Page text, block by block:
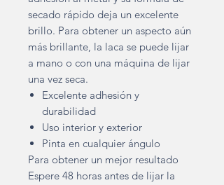
secado rápido deja un excelente
brillo. Para obtener un aspecto aún
más brillante, la laca se puede lijar
a mano o con una máquina de lijar
una vez seca.
Excelente adhesión y
durabilidad
Uso interior y exterior
Pinta en cualquier ángulo
Para obtener un mejor resultado
Espere 48 horas antes de lijar la